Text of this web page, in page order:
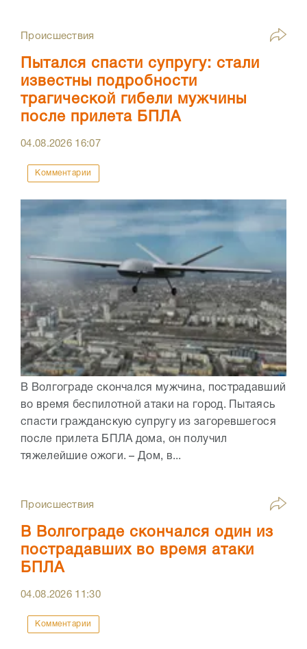
Происшествия
Пытался спасти супругу: стали
известны подробности
трагической гибели мужчины
после прилета БПЛА
04.08.2026 16:07
Комментарии
В Волгограде скончался мужчина, пострадавший
во время беспилотной атаки на город. Пытаясь
спасти гражданскую супругу из загоревшегося
после прилета БПЛА дома, он получил
тяжелейшие ожоги. – Дом, в...
Происшествия
В Волгограде скончался один из
пострадавших во время атаки
БПЛА
04.08.2026 11:30
Комментарии